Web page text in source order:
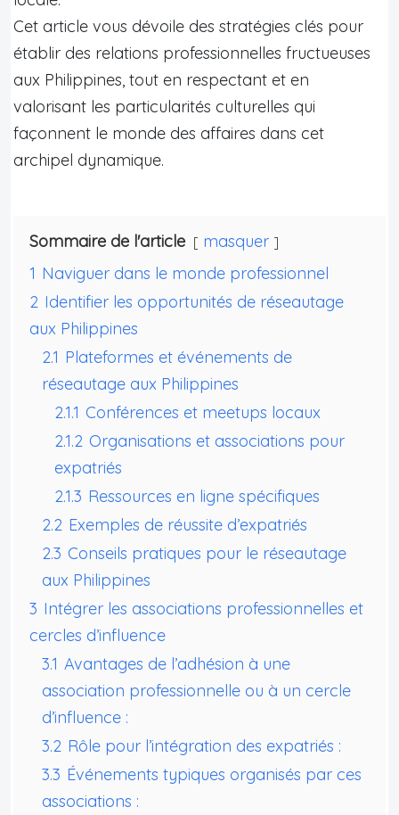
Cet article vous dévoile des stratégies clés pour
établir des relations professionnelles fructueuses
aux Philippines, tout en respectant et en
valorisant les particularités culturelles qui
façonnent le monde des affaires dans cet
archipel dynamique.
Sommaire de l'article
masquer
1 Naviguer dans le monde professionnel
2 Identifier les opportunités de réseautage
aux Philippines
2.1 Plateformes et événements de
réseautage aux Philippines
2.1.1 Conférences et meetups locaux
2.1.2 Organisations et associations pour
expatriés
2.1.3 Ressources en ligne spécifiques
2.2 Exemples de réussite d’expatriés
2.3 Conseils pratiques pour le réseautage
aux Philippines
3 Intégrer les associations professionnelles et
cercles d’influence
3.1 Avantages de l’adhésion à une
association professionnelle ou à un cercle
d’influence :
3.2 Rôle pour l’intégration des expatriés :
3.3 Événements typiques organisés par ces
associations :